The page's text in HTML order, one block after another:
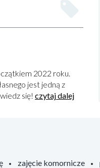
2022 roku.
jest jedną z
się! czytaj dalej
zajęcie komornicze